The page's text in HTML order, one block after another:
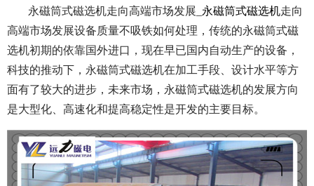
永磁筒式磁选机走向高端市场发展_ 永磁筒式磁选机走向
高端市场发展设备质量不吸铁如何处理， 传统的永磁筒式磁
选机初期的依靠国外进口，现在早已国内自动生产的设备，
科技的推动下，永磁筒式磁选机在加工手段、设计水平等方
面有了较大的进步，未来市场，永磁筒式磁选机的发展方向
是大型化、高速化和提高稳定性是开发的主要目标。